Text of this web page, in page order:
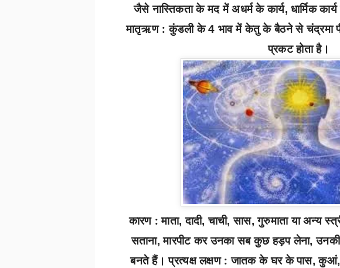
जैसे नास्तिकता के मद में अधर्म के कार्य,धार्मिक
मातृऋण : कुंडली के4भाव में केतु के बैठने से चंद्रमा
प्रकट होता है।
कारण : माता,दादी,चाची,सास,गुरुमाता या अन्य
सताना,मारपीट कर उनका सब कुछ हड़प लेना,
बनते हैं। प्रत्यक्ष लक्षण : जातक के घर के पास,कुआं